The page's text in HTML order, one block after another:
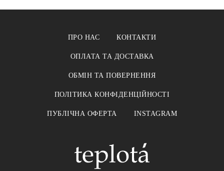
ПРО НАС КОНТАКТИ
ОПЛАТА ТА ДОСТАВКА
ОБМІН ТА ПОВЕРНЕННЯ
ПОЛІТИКА КОНФІДЕНЦІЙНОСТІ
ПУБЛІЧНА ОФЕРТА INSTAGRAM